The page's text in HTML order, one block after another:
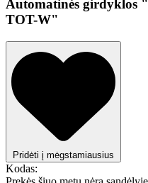
Automatinės girdyklos
TOT-W"
Pridėti į mėgstamiausius
Kodas: